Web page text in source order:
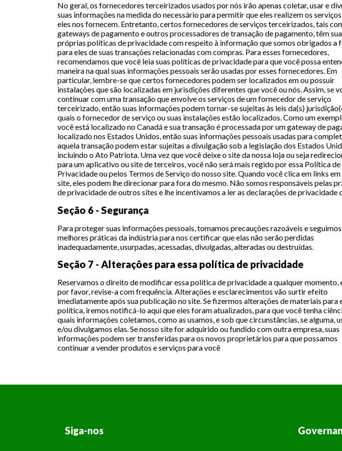
No geral, os fornecedores terceirizados usados por nós irão apenas coletar, usar e
suas informações na medida do necessário para permitir que eles realizem os
eles nos fornecem. Entretanto, certos fornecedores de serviços terceirizados, tais
gateways de pagamento e outros processadores de transação de pagamento, têm
próprias políticas de privacidade com respeito à informação que somos obrigados a
para eles de suas transações relacionadas com compras. Para esses fornecedores,
recomendamos que você leia suas políticas de privacidade para que você possa
maneira na qual suas informações pessoais serão usadas por esses fornecedores. Em
particular, lembre-se que certos fornecedores podem ser localizados em ou possuir
instalações que são localizadas em jurisdições diferentes que você ou nós. Assim, se
continuar com uma transação que envolve os serviços de um fornecedor de serviço
terceirizado, então suas informações podem tornar-se sujeitas às leis da(s)
quais o fornecedor de serviço ou suas instalações estão localizados. Como um
você está localizado no Canadá e sua transação é processada por um gateway de
localizado nos Estados Unidos, então suas informações pessoais usadas para
aquela transação podem estar sujeitas a divulgação sob a legislação dos Estados
incluindo o Ato Patriota. Uma vez que você deixe o site da nossa loja ou seja
para um aplicativo ou site de terceiros, você não será mais regido por essa Política de
Privacidade ou pelos Termos de Serviço do nosso site. Quando você clica em links em
site, eles podem lhe direcionar para fora do mesmo. Não somos responsáveis pelas
de privacidade de outros sites e lhe incentivamos a ler as declarações de privacidade
Seção 6 - Segurança
Para proteger suas informações pessoais, tomamos precauções razoáveis e seguimos
melhores práticas da indústria para nos certificar que elas não serão perdidas
inadequadamente, usurpadas, acessadas, divulgadas, alteradas ou destruídas.
Seção 7 - Alterações para essa política de privacidade
Reservamos o direito de modificar essa política de privacidade a qualquer momento,
por favor, revise-a com frequência. Alterações e esclarecimentos vão surtir efeito
imediatamente após sua publicação no site. Se fizermos alterações de materiais para
política, iremos notificá-lo aqui que eles foram atualizados, para que você tenha
quais informações coletamos, como as usamos, e sob que circunstâncias, se alguma,
e/ou divulgamos elas. Se nosso site for adquirido ou fundido com outra empresa, suas
informações podem ser transferidas para os novos proprietários para que possamos
continuar a vender produtos e serviços para você
Siga-nos